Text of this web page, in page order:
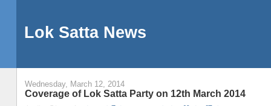
Lok Satta News
Wednesday, March 12, 2014
Coverage of Lok Satta Party on 12th March 2014